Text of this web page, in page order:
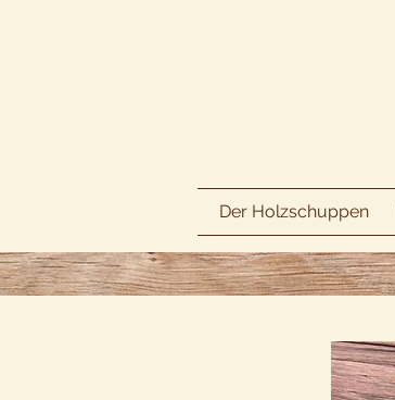
Der Holzschuppen